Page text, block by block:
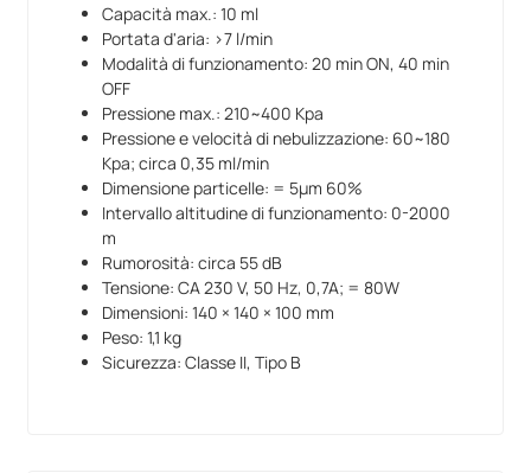
Capacità max.: 10 ml
Portata d'aria: >7 l/min
Modalità di funzionamento: 20 min ON, 40 min
OFF
Pressione max.: 210~400 Kpa
Pressione e velocità di nebulizzazione: 60~180
Kpa; circa 0,35 ml/min
Dimensione particelle: = 5µm 60%
Intervallo altitudine di funzionamento: 0-2000
m
Rumorosità: circa 55 dB
Tensione: CA 230 V, 50 Hz, 0,7A; = 80W
Dimensioni: 140 × 140 × 100 mm
Peso: 1,1 kg
Sicurezza: Classe II, Tipo B